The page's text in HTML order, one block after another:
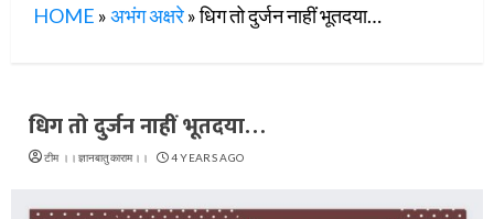
HOME »अभंग अक्षरे»धिग तो दुर्जन नाहीं भूतदया…
धिग तो दुर्जन नाहीं भूतदया…
टीम ।।ज्ञानबातुकाराम।। 4 YEARS AGO